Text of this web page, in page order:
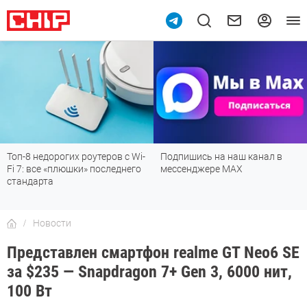
Подпишись на наш канал в
мессенджере МАХ
Рейтинг телевизоров 2026:
лучшие модели для гостиной,
Новости
Представлен смартфон realme GT Neo6 SE
за $235 — Snapdragon 7+ Gen 3, 6000 нит,
100 Вт